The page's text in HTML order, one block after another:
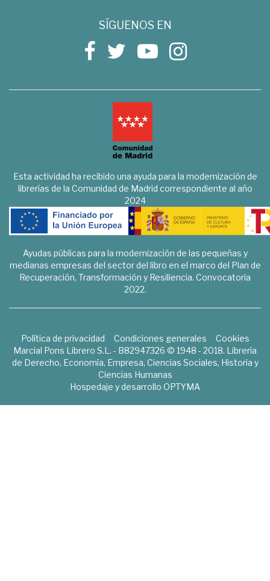
SÍGUENOS EN
Esta actividad ha recibido una ayuda para la modernización de
librerías de la Comunidad de Madrid correspondiente al año
2024
Ayudas públicas para la modernización de las pequeñas y
medianas empresas del sector del libro en el marco del Plan de
Recuperación, Transformación y Resiliencia. Convocatoria
2022.
Política de privacidad Condiciones generales
Cookies
Marcial Pons Librero S.L. - B82947326 © 1948 - 2018. Librería
de Derecho, Economía, Empresa, Ciencias Sociales, Historia y
Ciencias Humanas
Hospedaje y desarrollo OPTYMA